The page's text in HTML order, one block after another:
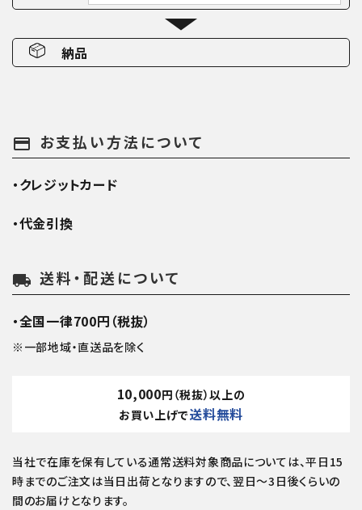
納品
payment お支払い方法について
・クレジットカード
・代金引換
local_shipping 送料・配送について
・全国一律700円（税抜）
※一部地域・直送品を除く
10,000円（税抜）以上の
お買い上げで送料無料
当社で在庫を保有している通常送料対象商品については、平日15
時までのご注文は当日出荷となりますので、翌日～3日後くらいの
間のお届けとなります。